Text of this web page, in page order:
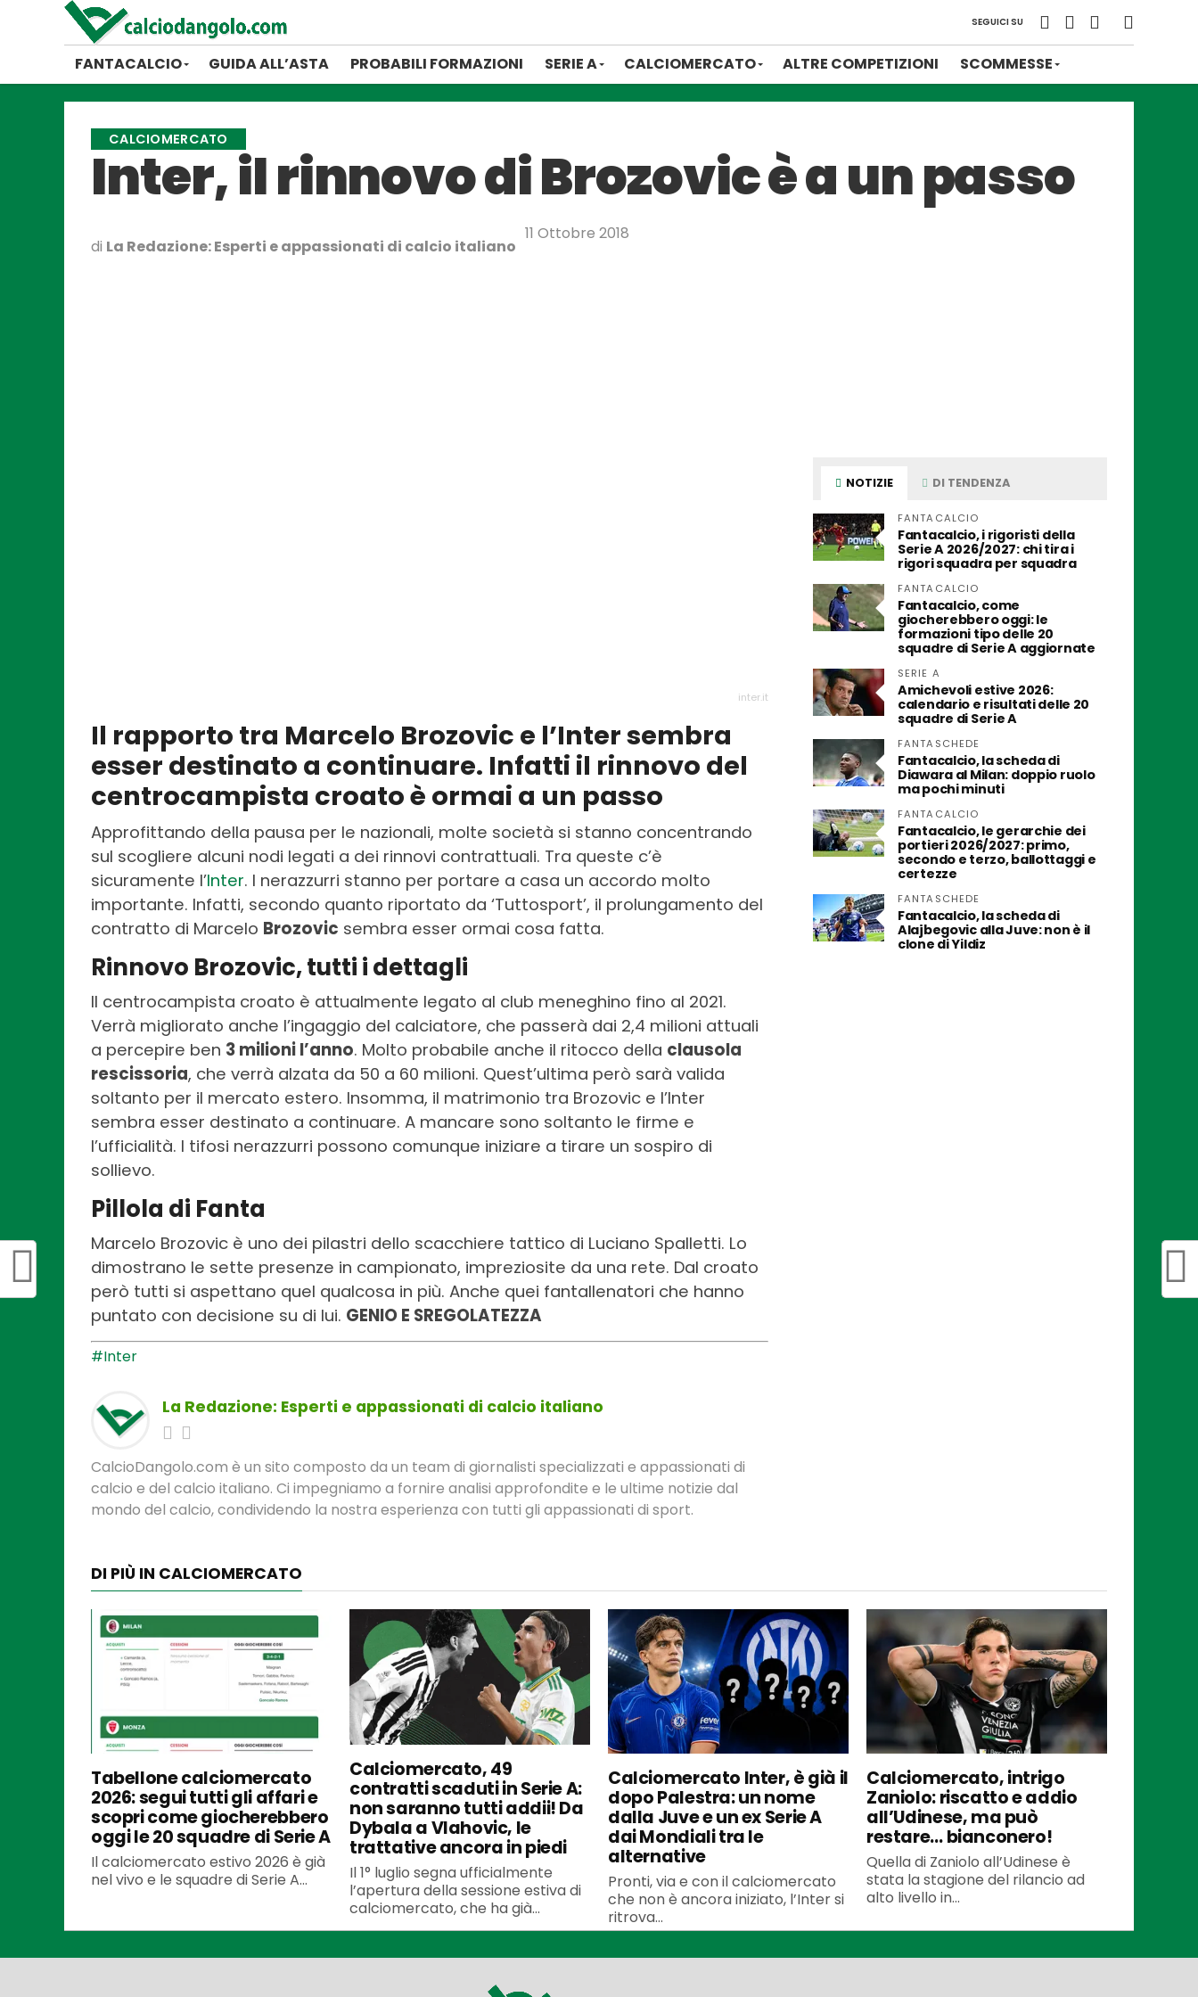
SEGUICI SU
FANTACALCIO GUIDA ALL’ASTA PROBABILI FORMAZIONI SERIE A CALCIOMERCATO ALTRE COMPETIZIONI SCOMMESSE
CALCIOMERCATO
Inter, il rinnovo di Brozovic è a un passo
di La Redazione: Esperti e appassionati di calcio italiano
11 Ottobre 2018
inter.it
Il rapporto tra Marcelo Brozovic e l’Inter sembra
esser destinato a continuare. Infatti il rinnovo del
centrocampista croato è ormai a un passo
Approfittando della pausa per le nazionali, molte società si stanno concentrando
sul scogliere alcuni nodi legati a dei rinnovi contrattuali. Tra queste c’è
sicuramente l’Inter. I nerazzurri stanno per portare a casa un accordo molto
importante. Infatti, secondo quanto riportato da ‘Tuttosport’, il prolungamento del
contratto di Marcelo Brozovic sembra esser ormai cosa fatta.
Rinnovo Brozovic, tutti i dettagli
Il centrocampista croato è attualmente legato al club meneghino fino al 2021.
Verrà migliorato anche l’ingaggio del calciatore, che passerà dai 2,4 milioni attuali
a percepire ben 3 milioni l’anno. Molto probabile anche il ritocco della clausola
rescissoria, che verrà alzata da 50 a 60 milioni. Quest’ultima però sarà valida
soltanto per il mercato estero. Insomma, il matrimonio tra Brozovic e l’Inter
sembra esser destinato a continuare. A mancare sono soltanto le firme e
l’ufficialità. I tifosi nerazzurri possono comunque iniziare a tirare un sospiro di
sollievo.
Pillola di Fanta
Marcelo Brozovic è uno dei pilastri dello scacchiere tattico di Luciano Spalletti. Lo
dimostrano le sette presenze in campionato, impreziosite da una rete. Dal croato
però tutti si aspettano quel qualcosa in più. Anche quei fantallenatori che hanno
puntato con decisione su di lui. GENIO E SREGOLATEZZA
#Inter
La Redazione: Esperti e appassionati di calcio italiano
CalcioDangolo.com è un sito composto da un team di giornalisti specializzati e appassionati di
calcio e del calcio italiano. Ci impegniamo a fornire analisi approfondite e le ultime notizie dal
mondo del calcio, condividendo la nostra esperienza con tutti gli appassionati di sport.
NOTIZIE DI TENDENZA
FANTACALCIO
Fantacalcio, i rigoristi della
Serie A 2026/2027: chi tira i
rigori squadra per squadra
FANTACALCIO
Fantacalcio, come
giocherebbero oggi: le
formazioni tipo delle 20
squadre di Serie A aggiornate
SERIE A
Amichevoli estive 2026:
calendario e risultati delle 20
squadre di Serie A
FANTASCHEDE
Fantacalcio, la scheda di
Diawara al Milan: doppio ruolo
ma pochi minuti
FANTACALCIO
Fantacalcio, le gerarchie dei
portieri 2026/2027: primo,
secondo e terzo, ballottaggi e
certezze
FANTASCHEDE
Fantacalcio, la scheda di
Alajbegovic alla Juve: non è il
clone di Yildiz
DI PIÙ IN CALCIOMERCATO
Tabellone calciomercato
2026: segui tutti gli affari e
scopri come giocherebbero
oggi le 20 squadre di Serie A
Il calciomercato estivo 2026 è già
nel vivo e le squadre di Serie A...
Calciomercato, 49
contratti scaduti in Serie A:
non saranno tutti addii! Da
Dybala a Vlahovic, le
trattative ancora in piedi
Il 1° luglio segna ufficialmente
l’apertura della sessione estiva di
calciomercato, che ha già...
Calciomercato Inter, è già il
dopo Palestra: un nome
dalla Juve e un ex Serie A
dai Mondiali tra le
alternative
Pronti, via e con il calciomercato
che non è ancora iniziato, l’Inter si
ritrova...
Calciomercato, intrigo
Zaniolo: riscatto e addio
all’Udinese, ma può
restare… bianconero!
Quella di Zaniolo all’Udinese è
stata la stagione del rilancio ad
alto livello in...